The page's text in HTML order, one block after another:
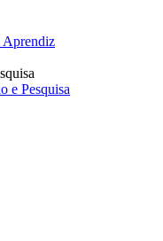
Aprendiz
e Pesquisa